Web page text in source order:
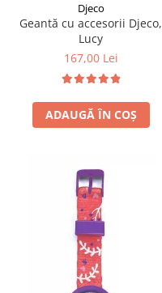
Djeco
Geantă cu accesorii Djeco,
Lucy
167,00 Lei
ADAUGĂ ÎN COȘ